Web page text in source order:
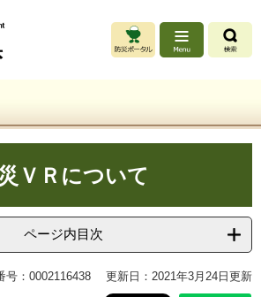
ＶＲについて
ページ内目次
号：0002116438 更新日：2021年3月24日更新